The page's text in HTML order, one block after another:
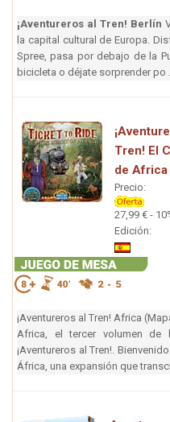
¡Aventureros al Tren! Berlín
la capital cultural de Europa.
Spree, pasa por debajo de la
bicicleta o déjate sorprender po
Tren! El
de Africa
Precio:
27,99 € -
Edición:
¡Aventureros al Tren! Africa
Africa, el tercer volumen de
¡Aventureros al Tren!.
África, una expansión que